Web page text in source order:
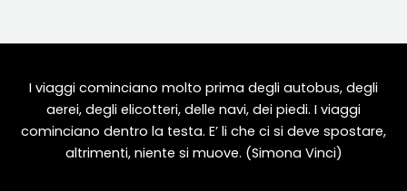
I viaggi cominciano molto prima degli autobus, degli
aerei, degli elicotteri, delle navi, dei piedi. I viaggi
cominciano dentro la testa. E’ li che ci si deve spostare,
altrimenti, niente si muove. (Simona Vinci)